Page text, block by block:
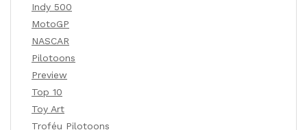
Indy 500
MotoGP
NASCAR
Pilotoons
Preview
Top 10
Toy Art
Troféu Pilotoons